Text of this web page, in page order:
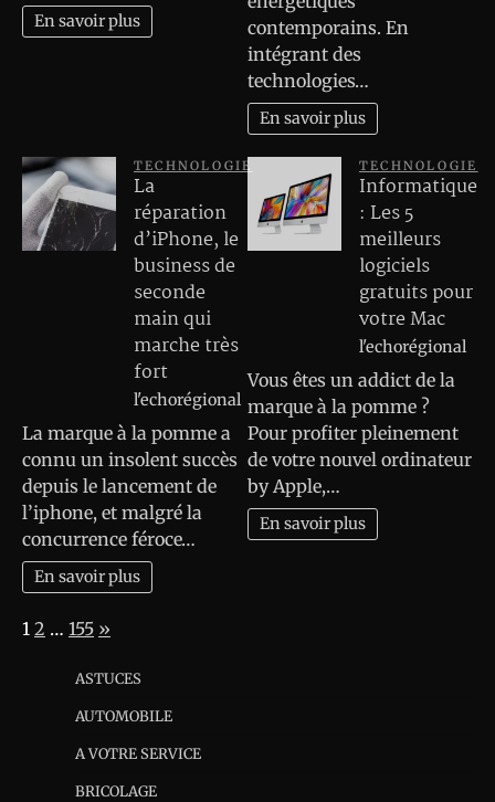
En savoir plus
contemporains. En
intégrant des
technologies…
En savoir plus
TECHNOLOGIE
La
réparation
d’iPhone, le
business de
seconde
main qui
marche très
fort
l'echorégional
La marque à la pomme a
connu un insolent succès
depuis le lancement de
l’iphone, et malgré la
concurrence féroce…
En savoir plus
TECHNOLOGIE
Informatique
: Les 5
meilleurs
logiciels
gratuits pour
votre Mac
l'echorégional
Vous êtes un addict de la
marque à la pomme ?
Pour profiter pleinement
de votre nouvel ordinateur
by Apple,…
En savoir plus
Page:
1 2 … 155 Next
»
ASTUCES
AUTOMOBILE
A VOTRE SERVICE
BRICOLAGE